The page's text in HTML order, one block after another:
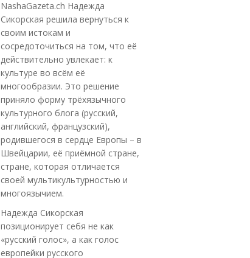
NashaGazeta.ch Надежда
Сикорская решила вернуться к
своим истокам и
сосредоточиться на том, что её
действительно увлекает: к
культуре во всём её
многообразии. Это решение
приняло форму трёхязычного
культурного блога (русский,
английский, французский),
родившегося в сердце Европы – в
Швейцарии, её приёмной стране,
стране, которая отличается
своей мультикультурностью и
многоязычием.
Надежда Сикорская
позиционирует себя не как
«русский голос», а как голос
европейки русского